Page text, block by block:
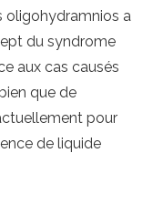
oligohydramnios a
du syndrome
aux cas causés
que de
pour
de liquide